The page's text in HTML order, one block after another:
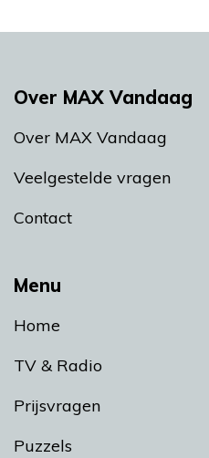
Menu
Home
TV & Radio
Prijsvragen
Puzzels
Over MAX Vandaag
Over MAX Vandaag
Veelgestelde vragen
Contact